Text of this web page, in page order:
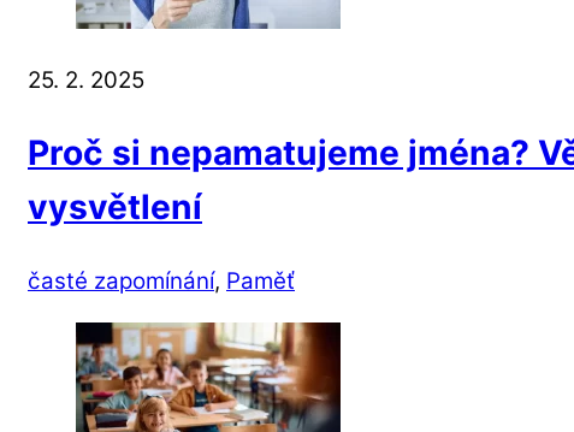
25. 2. 2025
Proč si nepamatujeme jména?
vysvětlení
časté zapomínání, Paměť